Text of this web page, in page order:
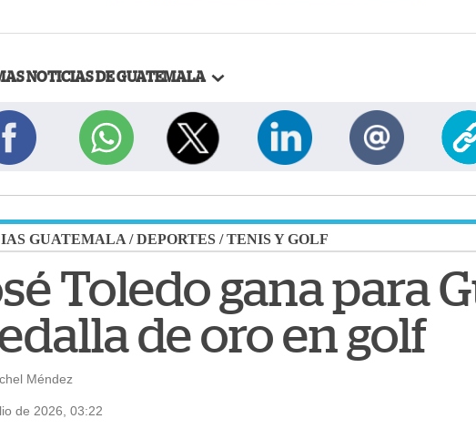
NOTICIAS DE GUATEMALA
GUATEMALA /DEPORTES /TENIS Y GOLF
Toledo gana para
de oro en golf
Méndez
de 2026, 03:22